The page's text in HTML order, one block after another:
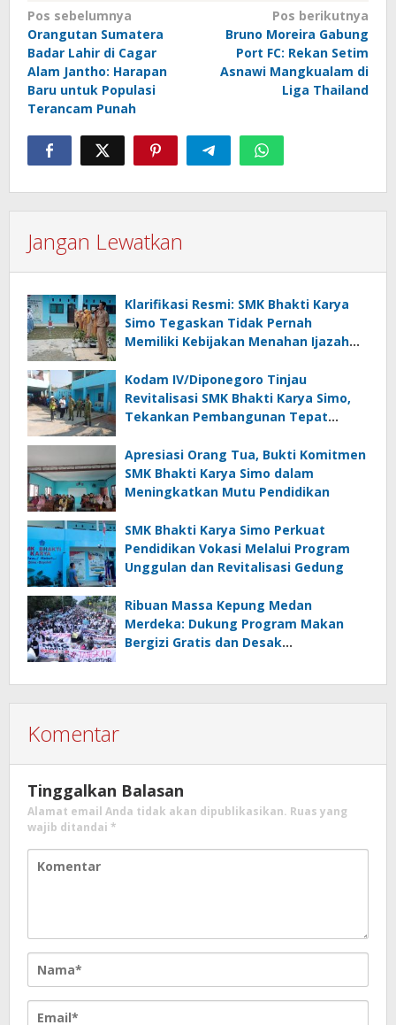
Navigasi
pos
Pos sebelumnya
Orangutan Sumatera
Badar Lahir di Cagar
Alam Jantho: Harapan
Baru untuk Populasi
Terancam Punah
Pos berikutnya
Bruno Moreira Gabung
Port FC: Rekan Setim
Asnawi Mangkualam di
Liga Thailand
Jangan Lewatkan
Klarifikasi Resmi: SMK Bhakti Karya
Simo Tegaskan Tidak Pernah
Memiliki Kebijakan Menahan Ijazah
Kodam IV/Diponegoro Tinjau
Revitalisasi SMK Bhakti Karya Simo,
Tekankan Pembangunan Tepat
Apresiasi Orang Tua, Bukti Komitmen
SMK Bhakti Karya Simo dalam
Meningkatkan Mutu Pendidikan
SMK Bhakti Karya Simo Perkuat
Pendidikan Vokasi Melalui Program
Unggulan dan Revitalisasi Gedung
Ribuan Massa Kepung Medan
Merdeka: Dukung Program Makan
Bergizi Gratis dan Desak
Komentar
Tinggalkan Balasan
Alamat email Anda tidak akan dipublikasikan. Ruas yang
wajib ditandai *